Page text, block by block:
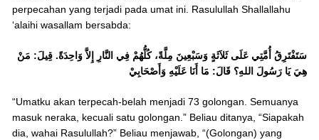
perpecahan yang terjadi pada umat ini. Rasulullah Shallallahu
‘alaihi wasallam bersabda:
هِيَ يَا رَسُولَ اللهِ؟ قَالَ: مَا أَنَا عَلَيْهِ وَأَصْحَابِيْ
“Umatku akan terpecah-belah menjadi 73 golongan. Semuanya
masuk neraka, kecuali satu golongan.” Beliau ditanya, “Siapakah
dia, wahai Rasulullah?” Beliau menjawab, “(Golongan) yang